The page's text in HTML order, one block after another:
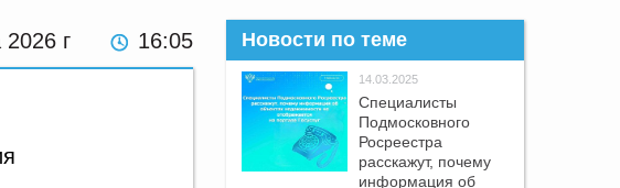
2026 г 16:05 Новости по теме
14.03.2025
Специалисты
Подмосковного
Росреестра
расскажут, почему
информация об